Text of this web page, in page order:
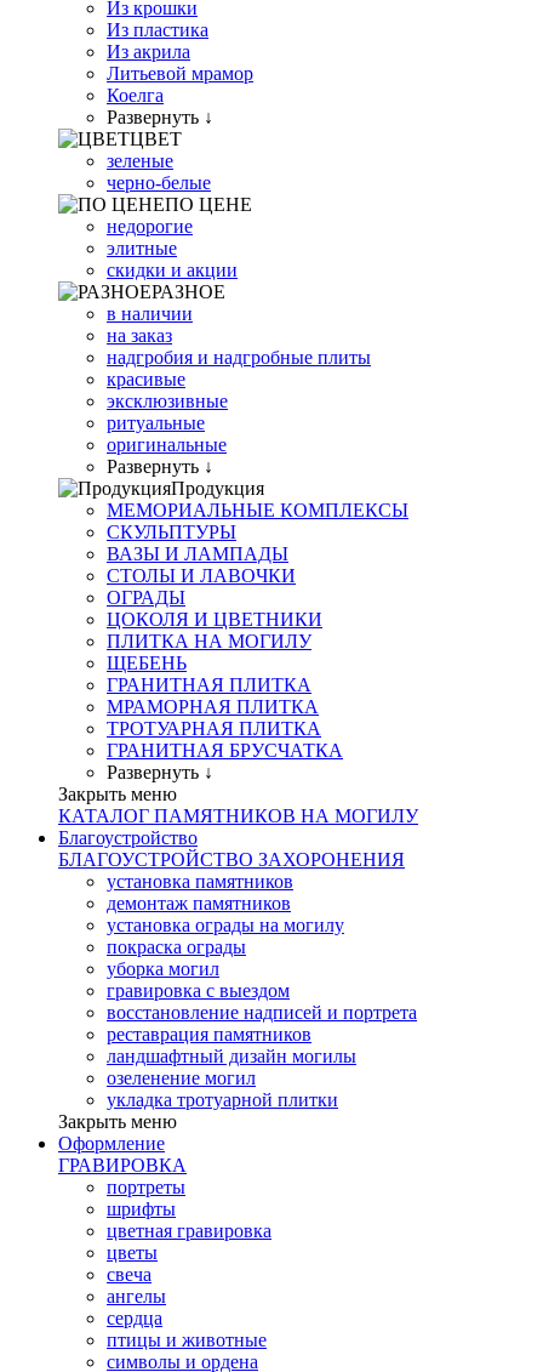
Из крошки
Из пластика
Из акрила
Литьевой мрамор
Коелга
Развернуть ↓
ЦВЕТ
зеленые
черно-белые
ПО ЦЕНЕ
недорогие
элитные
скидки и акции
РАЗНОЕ
в наличии
на заказ
надгробия и надгробные плиты
красивые
эксклюзивные
ритуальные
оригинальные
Развернуть ↓
Продукция
МЕМОРИАЛЬНЫЕ КОМПЛЕКСЫ
СКУЛЬПТУРЫ
ВАЗЫ И ЛАМПАДЫ
СТОЛЫ И ЛАВОЧКИ
ОГРАДЫ
ЦОКОЛЯ И ЦВЕТНИКИ
ПЛИТКА НА МОГИЛУ
ЩЕБЕНЬ
ГРАНИТНАЯ ПЛИТКА
МРАМОРНАЯ ПЛИТКА
ТРОТУАРНАЯ ПЛИТКА
ГРАНИТНАЯ БРУСЧАТКА
Развернуть ↓
Закрыть меню
КАТАЛОГ ПАМЯТНИКОВ НА МОГИЛУ
Благоустройство
БЛАГОУСТРОЙСТВО ЗАХОРОНЕНИЯ
установка памятников
демонтаж памятников
установка ограды на могилу
покраска ограды
уборка могил
гравировка с выездом
восстановление надписей и портрета
реставрация памятников
ландшафтный дизайн могилы
озеленение могил
укладка тротуарной плитки
Закрыть меню
Оформление
ГРАВИРОВКА
портреты
шрифты
цветная гравировка
цветы
свеча
ангелы
сердца
птицы и животные
символы и ордена